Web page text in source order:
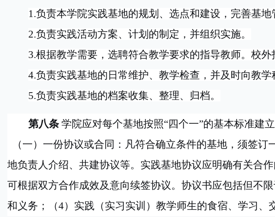
1.负责本学院实践基地的规划、选点和建设，完善基地
2.负责实践活动方案、计划的制定，并组织实施。
3.根据教学需要，选聘符合教学要求的指导教师。校
4.负责实践基地的日常维护、教学检查，并及时向教学
5.负责实践基地的档案收集、整理、归档。
第八条 学院应对每个基地按照“四个一”的基本标准建
（一）一份协议或合同：凡符合确立条件的基地，须签
地负责人介绍、共建协议等。实践基地协议应明确有关合
可根据双方合作成效及意向续签协议。协议书应包括但不
和义务；（4）实践（实习实训）教学师生的食宿、学习、